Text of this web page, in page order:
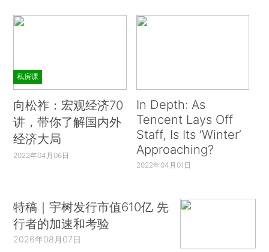
私房课
向松祚：宏观经济70
讲，带你了解国内外
经济大局
2022年04月06日
In Depth: As
Tencent Lays Off
Staff, Is Its ‘Winter’
Approaching?
2022年04月01日
特稿｜宇树发行市值610亿 先
行者的加速和考验
2026年08月07日